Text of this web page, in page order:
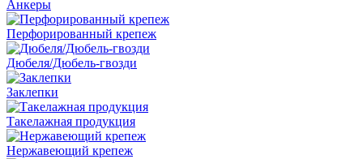
Анкеры
Перфорированный крепеж
Дюбеля/Дюбель-гвозди
Заклепки
Такелажная продукция
Нержавеющий крепеж